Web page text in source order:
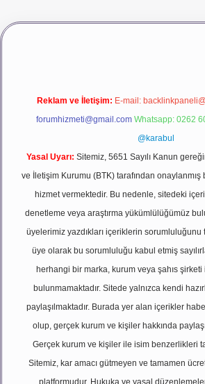
girişbetexper
Reklam ve İletişim: E-mail:
forumhizmeti@gmail.com Whatsapp: 0262
@karabul
Yasal Uyarı: Sitemiz, 5651 Sayılı Kanun
ve İletişim Kurumu (BTK) tarafından onaylanmış
hizmet vermektedir. Bu nedenle, sitedeki
denetleme veya araştırma yükümlülüğümüz
üyelerimiz yazdıkları içeriklerin sorumluluğunu
üye olarak bu sorumluluğu kabul etmiş
herhangi bir marka, kurum veya şahıs şirketi
bulunmamaktadır. Sitede yalnızca kendi
paylaşılmaktadır. Burada yer alan içerikler
olup, gerçek kurum ve kişiler hakkında
Gerçek kurum ve kişiler ile isim benzerlikleri
Sitemiz, kar amacı gütmeyen ve tamamen
platformudur. Hukuka ve yasal